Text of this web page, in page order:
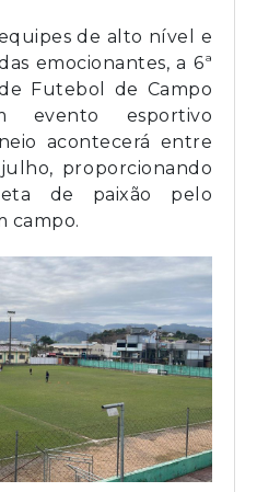
de alto nível e
emocionantes, a 6ª
Futebol de Campo
evento esportivo
acontecerá entre
proporcionando
de paixão pelo
campo.